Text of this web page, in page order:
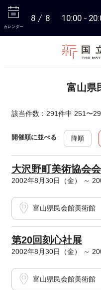
カレンダー
8 8 10:00
富山県
該当件数：291件中 251〜
開催順に並べる 降順
大沢野町美術協会
2002年8月30日（金） ～
富山県民会館美術館
第20回刻心社展
2002年8月30日（金） ～
富山県民会館美術館